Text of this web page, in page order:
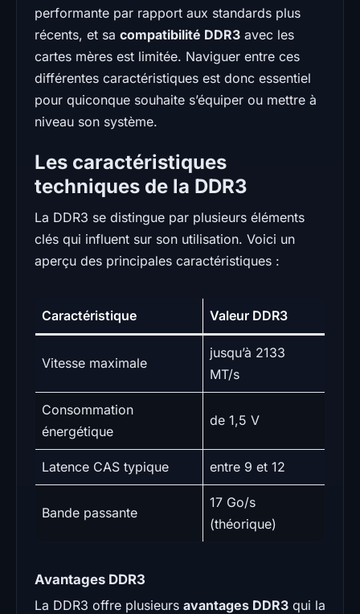
performante par rapport aux standards plus
récents, et sa compatibilité DDR3 avec les
cartes mères est limitée. Naviguer entre ces
différentes caractéristiques est donc essentiel
pour quiconque souhaite s’équiper ou mettre à
niveau son système.
Les caractéristiques
techniques de la DDR3
La DDR3 se distingue par plusieurs éléments
clés qui influent sur son utilisation. Voici un
aperçu des principales caractéristiques :
Caractéristique Valeur DDR3
Vitesse maximale
jusqu’à 2133
MT/s
Consommation
énergétique
de 1,5 V
Latence CAS typique entre 9 et 12
Bande passante
17 Go/s
(théorique)
Avantages DDR3
La DDR3 offre plusieurs avantages DDR3 qui la